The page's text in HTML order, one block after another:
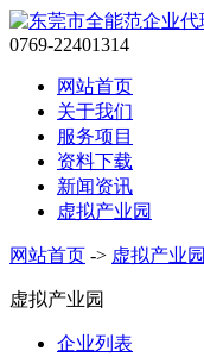
0769-22401314
网站首页
关于我们
服务项目
资料下载
新闻资讯
虚拟产业园
网站首页 -> 虚拟产业园
虚拟产业园
企业列表